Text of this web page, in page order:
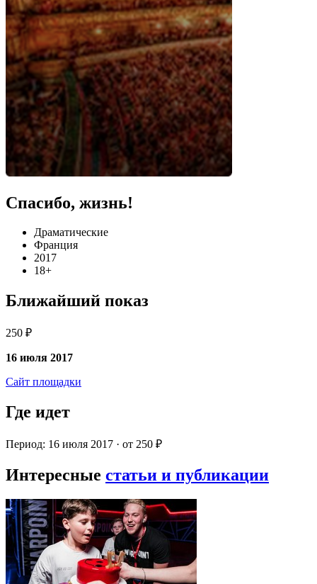
Спасибо, жизнь!
Драматические
Франция
2017
18+
Ближайший показ
250 ₽
16 июля 2017
Сайт площадки
Где идет
Период: 16 июля 2017 · от 250 ₽
Интересные статьи и публикации